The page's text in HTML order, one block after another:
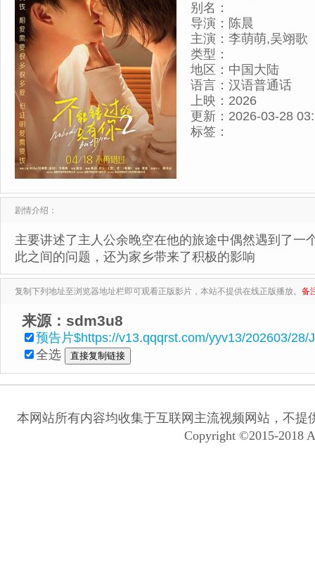
别名：
导演： 陈晨
主演： 李萌萌,吴翊歌
类型：
地区： 中国大陆
语言： 汉语普通话
上映： 2026
更新： 2026-03-28
标签：
剧情介绍：
主要讲述了主人公余晚空在他的旅途中偶然遇到了
此之间的问题，还为家乡带来了积极的影响
复制下列地址至浏览器地址栏即可观看正版影片，本站不提供在线正版播放。 备
来源：sdm3u8
预告片$https://v13.qqqrst.com/yyv13/202603/
全选
本网站所有内容均收集于互联网主流视频网站，不
Copyright ©2015-2018